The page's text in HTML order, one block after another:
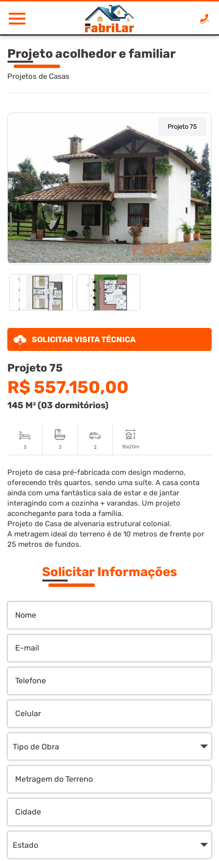
Fabrilar
-
Casas
de
Projeto acolhedor e familiar
Projetos de Casas
Projeto 75
SOLICITAR VISITA TÉCNICA
Projeto 75
R$ 557.150,00
145 M² (03 dormitórios)
3 3 2 10x20m
Projeto de casa pré-fabricada com design moderno,
oferecendo três quartos, sendo uma suíte. A casa conta
ainda com uma fantástica sala de estar e de jantar
interagindo com a cozinha + varandas. Um projeto
aconchegante para toda a família.
Projeto de Casa de alvenaria estrutural colonial.
A metragem ideal do terreno é de 10 metros de frente por
25 metros de fundos.
Solicitar Informações
Nome
E-
mail
Telefone
Celular
Tipo
de
Obra
Metragem
Terreno
Cidade
Estado